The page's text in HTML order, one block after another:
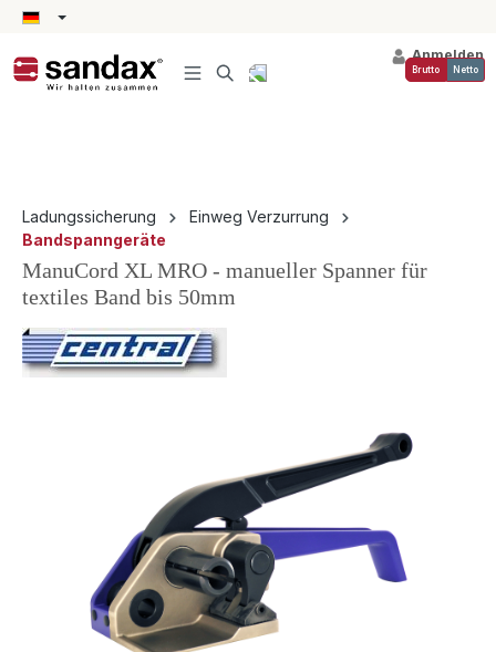
springen
Anmelden
Brutto Netto
Ladungssicherung
Einweg Verzurrung
Bandspanngeräte
ManuCord XL MRO - manueller Spanner für
textiles Band bis 50mm